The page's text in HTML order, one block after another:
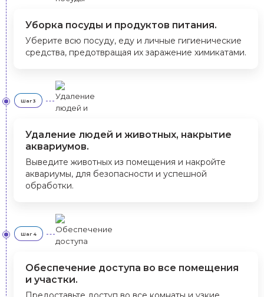
Уборка посуды и продуктов питания.
Уберите всю посуду, еду и личные гигиенические
средства, предотвращая их заражение химикатами.
Шаг 3
Удаление людей и животных, накрытие
аквариумов.
Выведите животных из помещения и накройте
аквариумы, для безопасности и успешной
обработки.
Шаг 4
Обеспечение доступа во все помещения
и участки.